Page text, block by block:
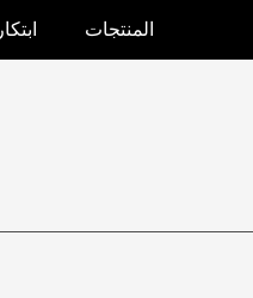
المنتجات ابتكار